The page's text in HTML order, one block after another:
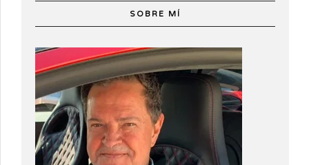
SOBRE MÍ